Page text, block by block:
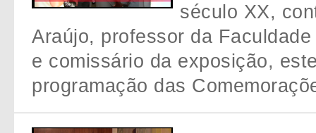
século XX,
Araújo, professor da
e comissário da exposição,
programação das